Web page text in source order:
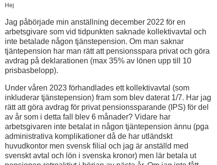
Hej
Jag påbörjade min anställning december 2022 för en
arbetsgivare som vid tidpunkten saknade kollektivavtal och
inte betalade någon tjänstepension. Om man saknar
tjäntepension har man rätt att pensionsspara privat och göra
avdrag på deklarationen (max 35% av lönen upp till 10
prisbasbelopp).
Under våren 2023 förhandlades ett kollektivavtal (som
inkluderar tjänstepension) fram som blev daterat 1/7. Har jag
rätt att göra avdrag för privat pensionssparande (IPS) för del
av år som i detta fall blev 6 månader? Vidare har
arbetsgivaren inte betalat in någon tjäntepension ännu (pga
administrativa komplikationer då de har utländskt
huvudkontor men svensk filial och jag är anställd med
svenskt avtal och lön i svenska kronor) men lär betala ut